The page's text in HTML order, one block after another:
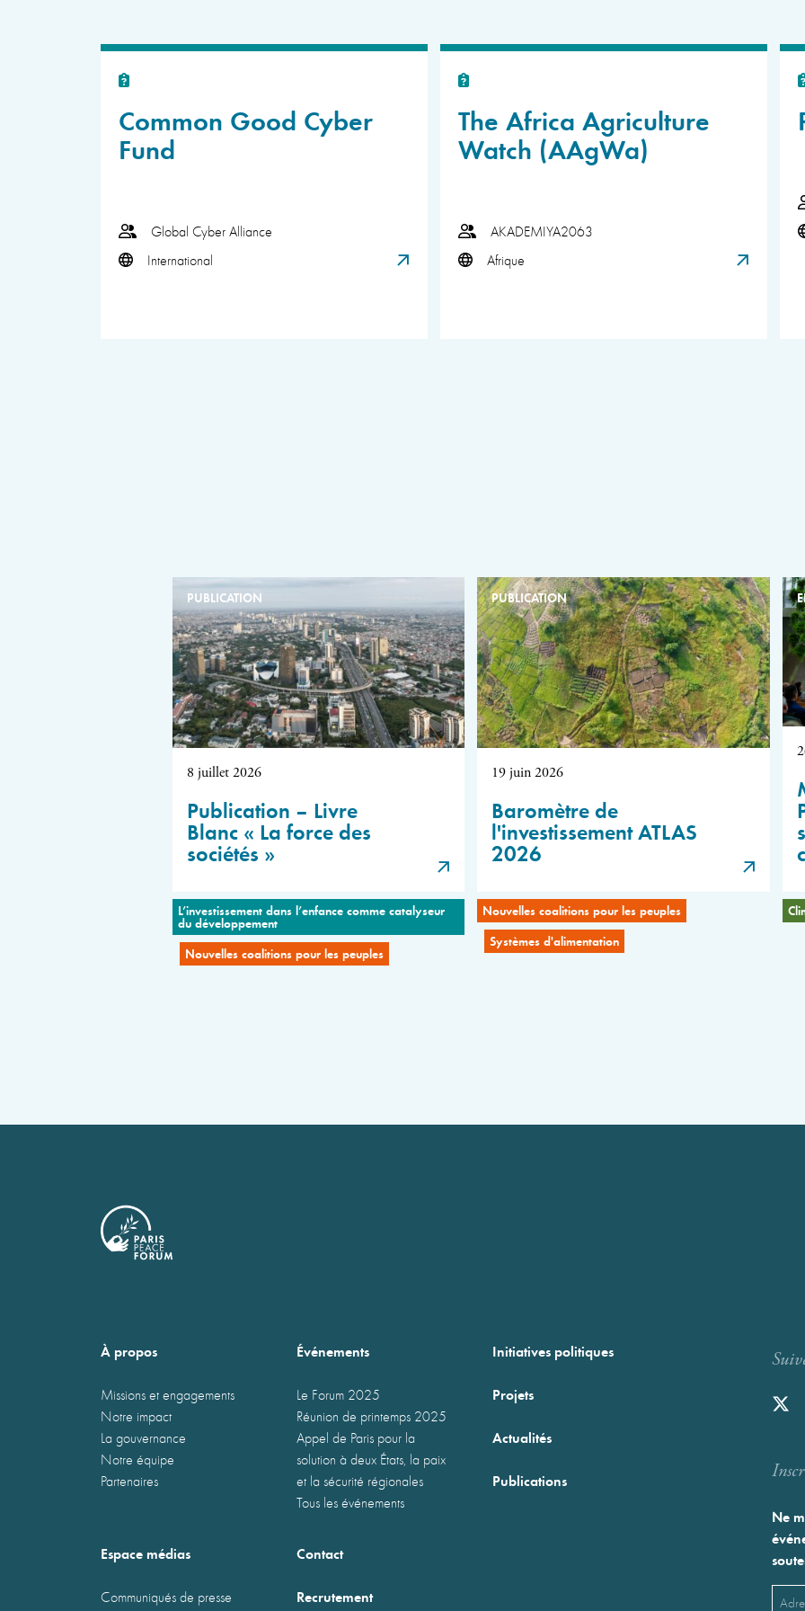
Common Good Cyber
Fund
Global Cyber Alliance
International
The Africa Agriculture
Watch (AAgWa)
AKADEMIYA2063
Afrique
PUBLICATION
8 juillet 2026
Publication – Livre
Blanc « La force des
sociétés »
L’investissement dans l’enfance comme catalyseur
du développement
Nouvelles coalitions pour les peuples
PUBLICATION
19 juin 2026
Baromètre de
l'investissement ATLAS
2026
Nouvelles coalitions pour les peuples
Systèmes d'alimentation
À propos
Missions et engagements
Notre impact
La gouvernance
Notre équipe
Partenaires
Événements
Le Forum 2025
Réunion de printemps 2025
Appel de Paris pour la
solution à deux États, la paix
et la sécurité régionales
Tous les événements
Initiatives politiques
Projets
Actualités
Publications
Espace médias
Communiqués de presse
Contact
Recrutement
Ne
Email